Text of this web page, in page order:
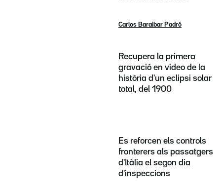
Carlos Baraibar Padró
Recupera la primera
gravació en vídeo de la
història d'un eclipsi solar
total, del 1900
Es reforcen els controls
fronterers als passatgers
d'Itàlia el segon dia
d'inspeccions